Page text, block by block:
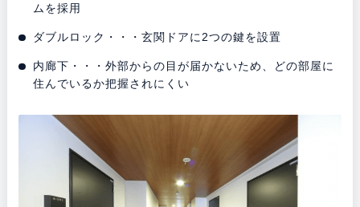
ムを採用
ダブルロック・・・玄関ドアに2つの鍵を設置
内廊下・・・外部からの目が届かないため、どの部屋に
住んでいるか把握されにくい